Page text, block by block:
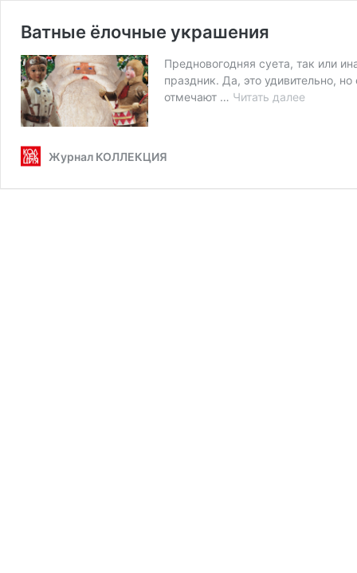
Ватные ёлочные украшения
Предновогодняя суета, так или
праздник. Да, это уди­вительно,
отмечают … Читать далееВатные
Журнал КОЛЛЕКЦИЯ